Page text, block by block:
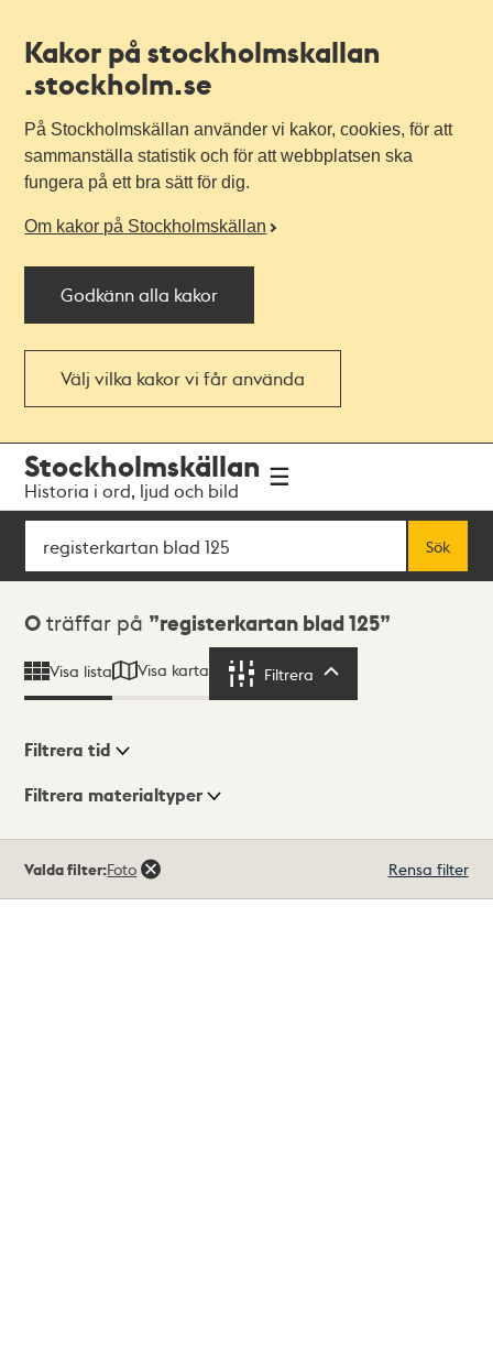
Kakor på stockholmskallan
.stockholm.se
På Stockholmskällan använder vi kakor, cookies, för att
sammanställa statistik och för att webbplatsen ska
fungera på ett bra sätt för dig.
Om kakor på Stockholmskällan
Godkänn alla kakor
Välj vilka kakor vi får använda
navigationen
huvudinnehållet
Stockholmskällan
Historia i ord, ljud och bild
Sök
Sök
Sökresultat
0 träffar på registerkartan blad 125
Visa lista Visa karta Filtrera
Visningsläge
Filtrera tid
Filtrera materialtyper
träffar
Valda filter:Foto Rensa filter